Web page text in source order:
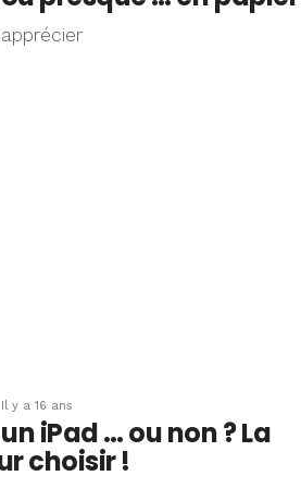
Il y a 16 ans
iPad … ou non ? La
choisir !